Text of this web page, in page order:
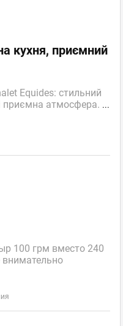
кухня, приємний
Equides: стильний
приємна атмосфера. ...
100 грм вместо 240
внимательно